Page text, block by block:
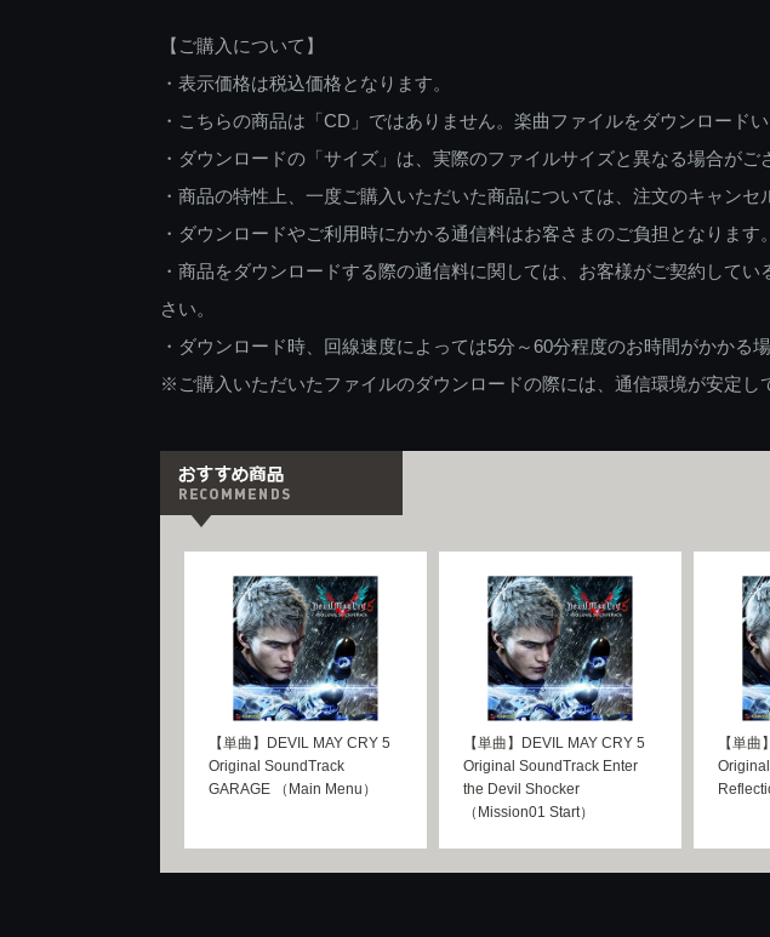
【ご購入について】
・表示価格は税込価格となります。
・こちらの商品は「CD」ではありません。楽曲ファイルをダウンロード
・ダウンロードの「サイズ」は、実際のファイルサイズと異なる場合がご
・商品の特性上、一度ご購入いただいた商品については、注文のキャンセ
・ダウンロードやご利用時にかかる通信料はお客さまのご負担となります。
・商品をダウンロードする際の通信料に関しては、お客様がご契約して
さい。
・ダウンロード時、回線速度によっては5分～60分程度のお時間がかかる
※ご購入いただいたファイルのダウンロードの際には、通信環境が安定し
【単曲】DEVIL MAY CRY 5
Original SoundTrack
GARAGE （Main Menu）
【単曲】DEVIL MAY CRY 5
Original SoundTrack Enter
the Devil Shocker
（Mission01 Start）
【単